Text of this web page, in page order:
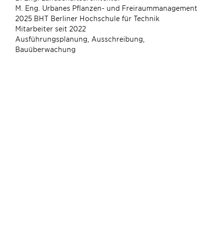
M. Eng. Urbanes Pflanzen- und Freiraummanagement
2025 BHT Berliner Hochschule für Technik
Mitarbeiter seit 2022
Ausführungsplanung, Ausschreibung,
Bauüberwachung